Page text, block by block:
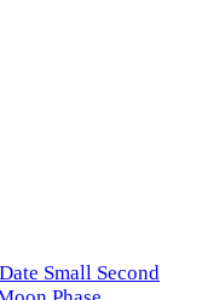
Small Second